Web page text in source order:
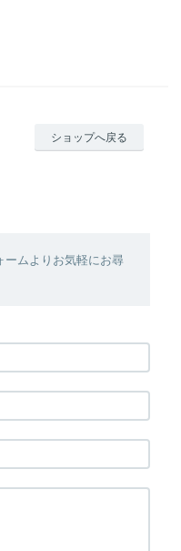
ショップへ戻る
ームよりお気軽にお尋